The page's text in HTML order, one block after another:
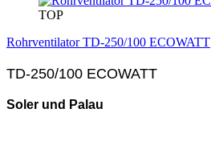
TOP
Rohrventilator TD-250/100 ECOWATT
TD-250/100 ECOWATT
Soler und Palau